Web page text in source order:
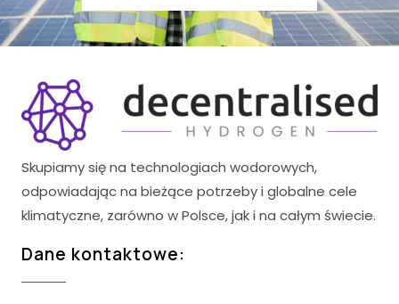
Skupiamy się na technologiach wodorowych,
odpowiadając na bieżące potrzeby i globalne cele
klimatyczne, zarówno w Polsce, jak i na całym świecie.
Dane kontaktowe: